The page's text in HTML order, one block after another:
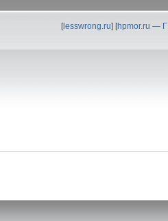
[lesswrong.ru] [hpmor.ru —